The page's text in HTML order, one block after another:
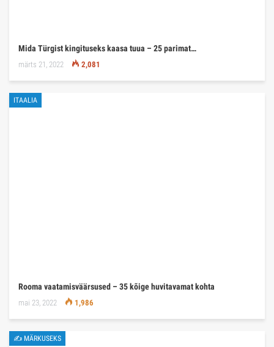
Mida Türgist kingituseks kaasa tuua – 25 parimat…
märts 21, 2022 2,081
ITAALIA
Rooma vaatamisväärsused – 35 kõige huvitavamat kohta
mai 23, 2022 1,986
✍ MÄRKUSEKS